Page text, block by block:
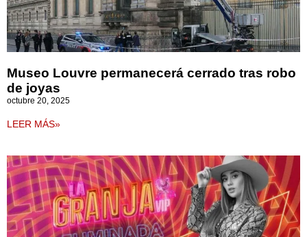
Museo Louvre permanecerá cerrado tras robo
de joyas
octubre 20, 2025
LEER MÁS»